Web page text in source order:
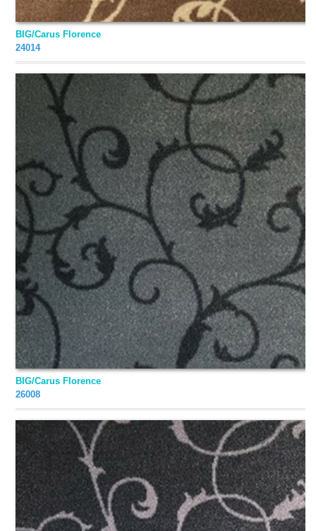
ПОДВЕСНАЯ СИСТЕМА
АКСЕССУАРЫ
ПЛИНТУС
ГРУНТОВКА
СМЕСЬ ДЛЯ ПОЛА
КЛЕЙ ДЛЯ НАПОЛЬНЫХ ПОКРЫТИЙ
СРЕДСТВА ДЛЯ НАПОЛЬНЫХ ПОКРЫТИЙ
ПОДБОР
ПО ПРОИЗВОДИТЕЛЯМ
Amf
Associated Weavers (AW)
Balsan
Balta/ITC
Carus
Condor
BIG/Carus Florence
24014
BIG/Carus Florence
26008